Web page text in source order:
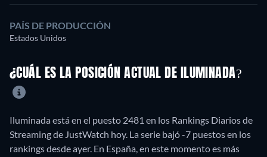
PAÍS DE PRODUCCIÓN
Estados Unidos
¿CUÁL ES LA POSICIÓN ACTUAL DE ILUMINADA?
Iluminada está en el puesto 2481 en los Rankings Diarios de
Streaming de JustWatch hoy. La serie bajó -7 puestos en los
rankings desde ayer. En España, en este momento es más